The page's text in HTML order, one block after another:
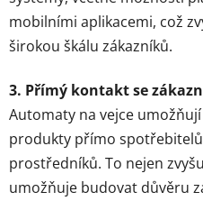
mobilními aplikacemi, což
širokou škálu zákazníků.
3. Přímý kontakt se
Automaty na vejce
produkty přímo
prostředníků. To nejen
umožňuje budovat důvěru